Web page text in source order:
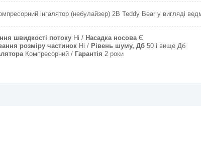
інгалятор (небулайзер) 2B Teddy Bear у вигляді
швидкості потоку Ні Насадка носова Є
розміру частинок Ні Рівень шуму, Дб 50 і вище Дб
Компресорний Гарантія 2 роки